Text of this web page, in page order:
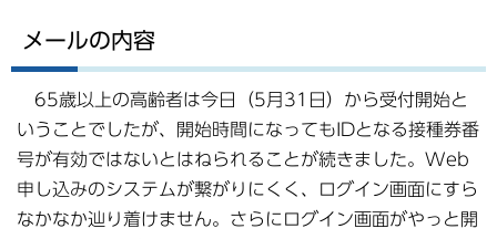
メールの内容
65歳以上の高齢者は今日（5月31日）から受付開始と
いうことでしたが、開始時間になってもIDとなる接種券番
号が有効ではないとはねられることが続きました。Web
申し込みのシステムが繋がりにくく、ログイン画面にすら
なかなか辿り着けません。さらにログイン画面がやっと開